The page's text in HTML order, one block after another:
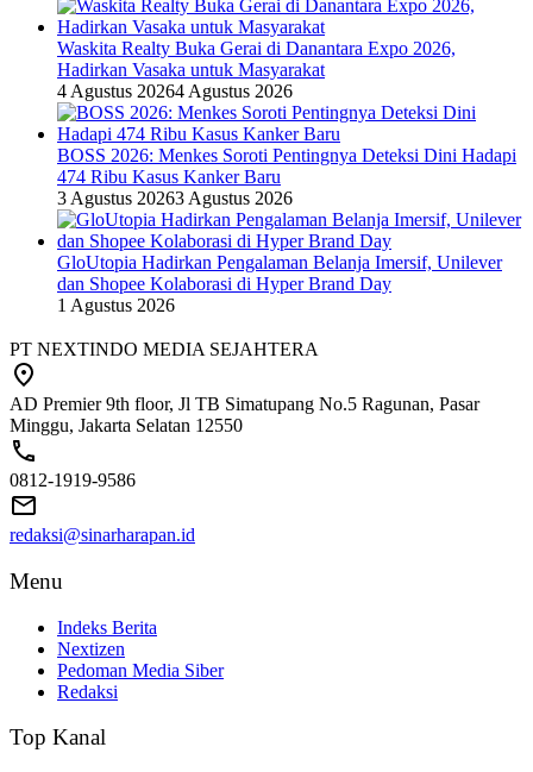
Waskita Realty Buka Gerai di Danantara Expo 2026,
Hadirkan Vasaka untuk Masyarakat
4 Agustus 20264 Agustus 2026
BOSS 2026: Menkes Soroti Pentingnya Deteksi Dini Hadapi
474 Ribu Kasus Kanker Baru
3 Agustus 20263 Agustus 2026
GloUtopia Hadirkan Pengalaman Belanja Imersif, Unilever
dan Shopee Kolaborasi di Hyper Brand Day
1 Agustus 2026
PT NEXTINDO MEDIA SEJAHTERA
AD Premier 9th floor, Jl TB Simatupang No.5 Ragunan, Pasar
Minggu, Jakarta Selatan 12550
0812-1919-9586
redaksi@sinarharapan.id
Menu
Indeks Berita
Nextizen
Pedoman Media Siber
Redaksi
Top Kanal